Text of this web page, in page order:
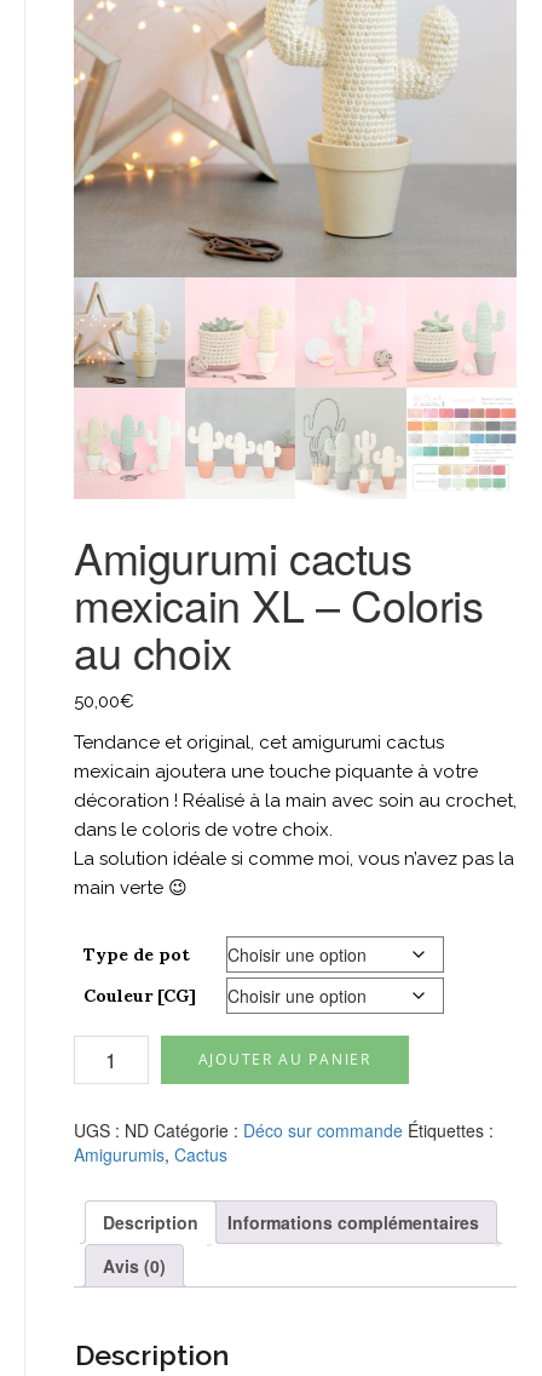
Amigurumi cactus
mexicain XL – Coloris
au choix
50,00€
Tendance et original, cet amigurumi cactus
mexicain ajoutera une touche piquante à votre
décoration ! Réalisé à la main avec soin au crochet,
dans le coloris de votre choix.
La solution idéale si comme moi, vous n’avez pas la
main verte 😉
Type de pot
Couleur [CG]
cactus
mexicain
XL
Coloris
au
choix
AJOUTER AU PANIER
UGS : ND Catégorie : Déco sur commande Étiquettes :
Amigurumis, Cactus
Description
Informations complémentaires
Avis (0)
Description